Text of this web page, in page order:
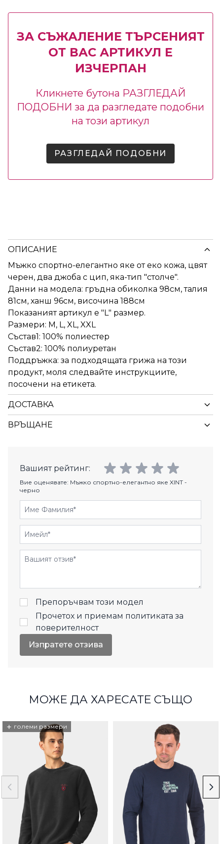
ЗА СЪЖАЛЕНИЕ ТЪРСЕНИЯТ
ОТ ВАС АРТИКУЛ Е
ИЗЧЕРПАН
Кликнете бутона РАЗГЛЕДАЙ
ПОДОБНИ за да разгледате подобни
на този артикул
РАЗГЛЕДАЙ ПОДОБНИ
ОПИСАНИЕ
Мъжко спортно-елегантно яке от еко кожа, цвят
черен, два джоба с цип, яка-тип "столче".
Данни на модела: гръдна обиколка 98см, талия
81см, ханш 96см, височина 188см
Показаният артикул е "L" размер.
Размери: M, L, XL, XXL
Състав1: 100% полиестер
Състав2: 100% полиуретан
Поддръжка: за подходящата грижа на този
продукт, моля следвайте инструкциите,
посочени на етикета.
ДОСТАВКА
ВРЪЩАНЕ
Вашият рейтинг:
Вие оценявате: Мъжко спортно-елегантно яке XINT -
черно
Име Фамилия
Имейл
Отзиви
Препоръчвам този модел
Прочетох и приемам политиката за
поверителност
Изпратете отзива
МОЖЕ ДА ХАРЕСАТЕ СЪЩО
+ големи размери